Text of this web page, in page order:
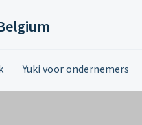
Yuki voor ondernemers